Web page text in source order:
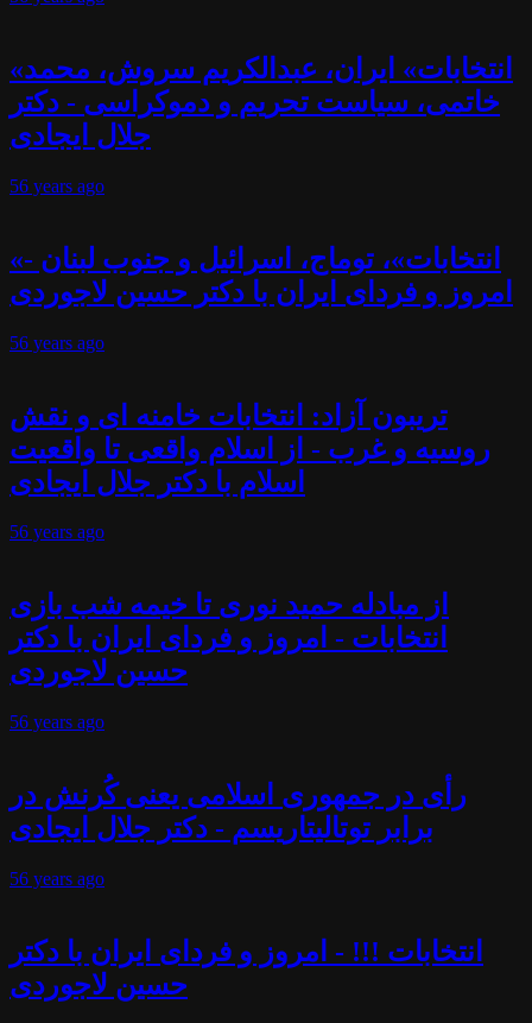
«انتخابات» ایران، عبدالکریم سروش، محمد
خاتمی، سیاست تحریم و دموکراسی - دکتر
جلال ایجادی
56 years ago
«انتخابات»، توماج، اسرائیل و جنوب لبنان -
امروز و فردای ایران با دکتر حسین لاجوردی
56 years ago
تریبون آزاد: انتخابات خامنه ای و نقش
روسیه و غرب - از اسلام واقعی تا واقعیت
اسلام با دکتر جلال ایجادی
56 years ago
از مبادله حمید نوری تا خیمه شب بازی
انتخابات - امروز و فردای ایران با دکتر
حسین لاجوردی
56 years ago
رأی در جمهوری اسلامی یعنی کُرنش در
برابر توتالیتاریسم - دکتر جلال ایجادی
56 years ago
انتخابات !!! - امروز و فردای ایران با دکتر
حسین لاجوردی